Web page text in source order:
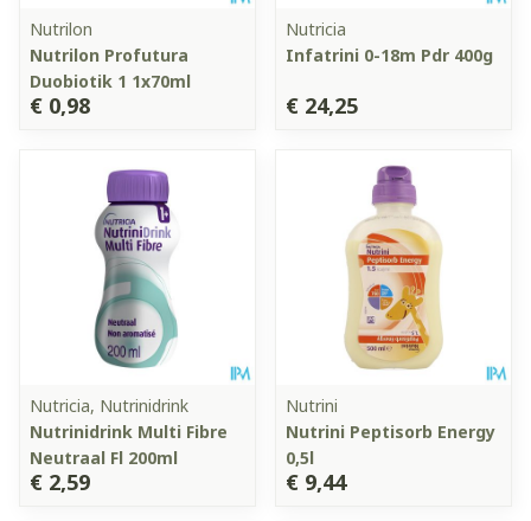
Nutrilon
Nutrilon Profutura
Duobiotik 1 1x70ml
€ 0,98
Nutricia
Infatrini 0-18m Pdr 400g
€ 24,25
Nutricia, Nutrinidrink
Nutrinidrink Multi Fibre
Neutraal Fl 200ml
€ 2,59
Nutrini
Nutrini Peptisorb Energy
0,5l
€ 9,44